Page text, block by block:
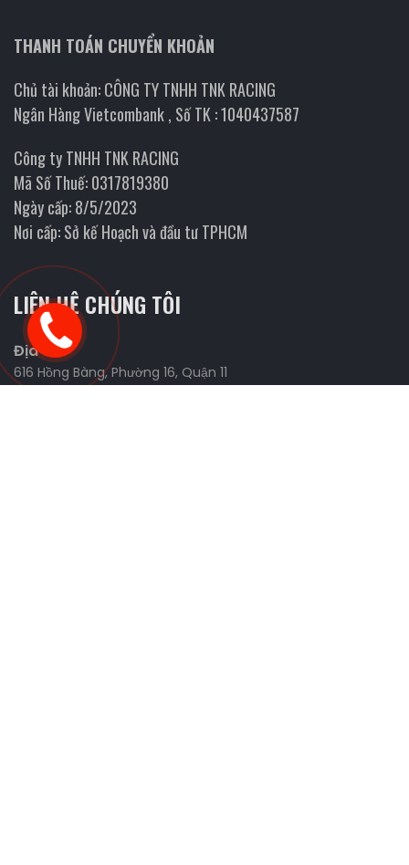
THANH TOÁN CHUYỂN KHOẢN
Chủ tài khoản: CÔNG TY TNHH TNK RACING
Ngân Hàng Vietcombank , Số TK : 1040437587
Công ty TNHH TNK RACING
Mã Số Thuế: 0317819380
Ngày cấp: 8/5/2023
Nơi cấp: Sở kế Hoạch và đầu tư TPHCM
LIÊN HỆ CHÚNG TÔI
Địa chỉ
616 Hồng Bàng, Phường 16, Quận 11